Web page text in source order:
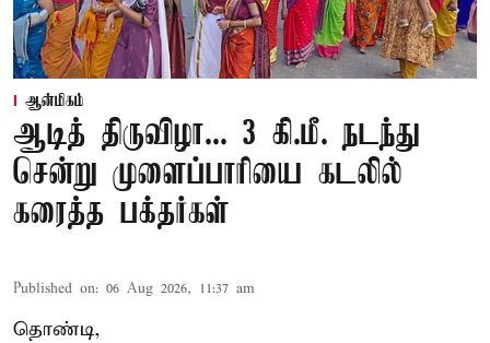
ஆன்மிகம்
ஆடித் திருவிழா... 3 கி.மீ. நடந்து
சென்று முளைப்பாரியை கடலில்
கரைத்த பக்தர்கள்
Published on: 06 Aug 2026, 11:37 am
தொண்டி,